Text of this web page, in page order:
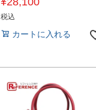
税込
カートに入れる